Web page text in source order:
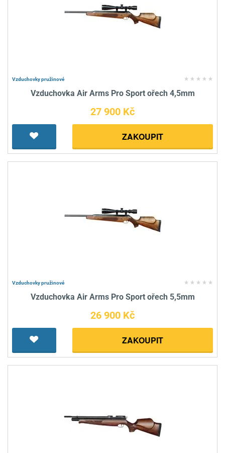
Vzduchovky pružinové
Vzduchovka Air Arms Pro Sport ořech 4,5mm
27 900 Kč
ZAKOUPIT
Vzduchovky pružinové
Vzduchovka Air Arms Pro Sport ořech 5,5mm
26 900 Kč
ZAKOUPIT